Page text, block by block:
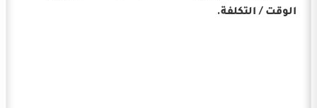
الوقت / التكلفة.